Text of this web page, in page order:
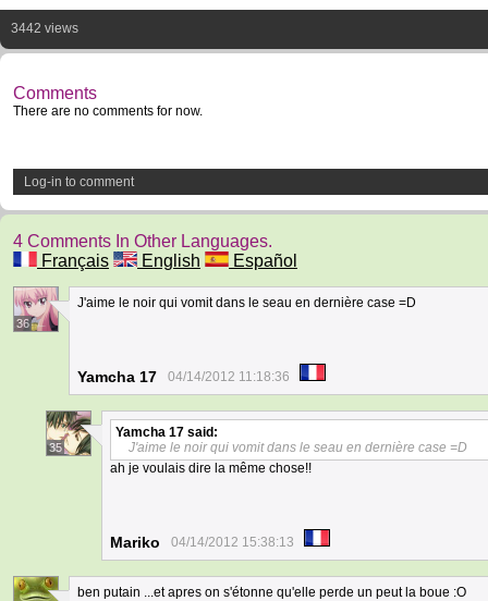
3442 views
Comments
There are no comments for now.
Log-in to comment
4 Comments In Other Languages.
Français
English Español
36
J'aime le noir qui vomit dans le seau en dernière case =D
Yamcha 17 04/14/2012 11:18:36
35
Yamcha 17 said:
J'aime le noir qui vomit dans le seau en dernière case =D
ah je voulais dire la même chose!!
Mariko 04/14/2012 15:38:13
ben putain ...et apres on s'étonne qu'elle perde un peut la boue :O